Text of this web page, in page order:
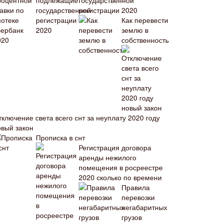
регистрации 2020
Как перевести
землю в
собственность
света всего снт за неуплату 2020 году
закон
Прописка в снт
Регистрация договора
аренды нежилого
помещения в росреестре
2020 сколько по времени
Правила
перевозки
негабаритных
грузов